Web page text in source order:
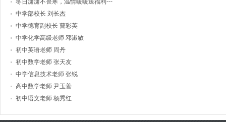
冬日潇潇不畏寒，温情暖暖送福利---
中学部校长 刘长杰
中学德育副校长 曹彩英
中学化学高级老师 邓淑敏
初中英语老师 周丹
初中数学老师 张天友
中学信息技术老师 张锐
高中数学老师 尹玉善
初中语文老师 杨秀红